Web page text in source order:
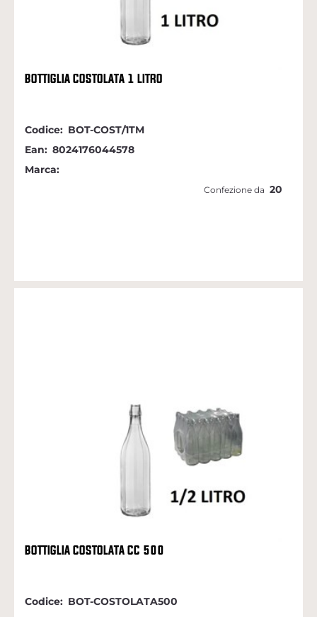
BOTTIGLIA COSTOLATA 1 LITRO
Codice: BOT-COST/1TM
Ean: 8024176044578
Marca:
Confezione da 20
BOTTIGLIA COSTOLATA CC 500
Codice: BOT-COSTOLATA500